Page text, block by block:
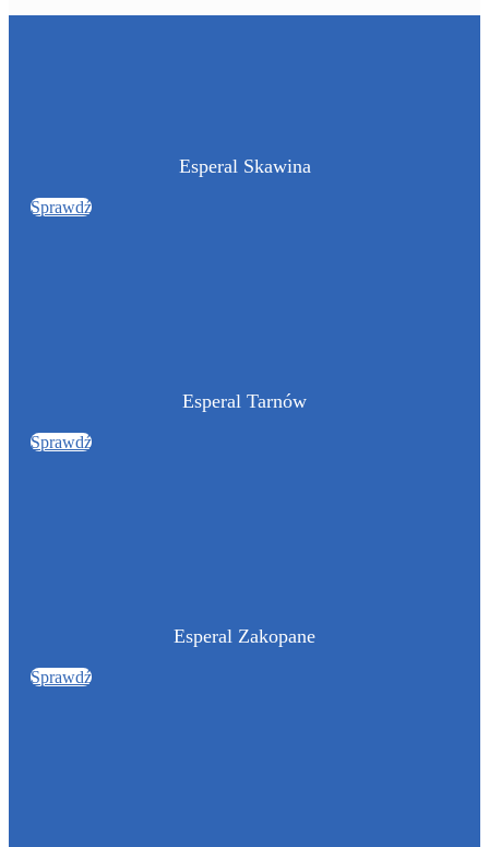
Esperal Skawina
Sprawdź
Esperal Tarnów
Sprawdź
Esperal Zakopane
Sprawdź